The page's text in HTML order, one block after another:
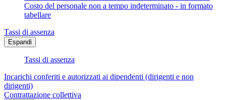
Costo del personale non a tempo indeterminato - in formato
tabellare
Tassi di assenza
Espandi
Tassi di assenza
Incarichi conferiti e autorizzati ai dipendenti (dirigenti e non
dirigenti)
Contrattazione collettiva